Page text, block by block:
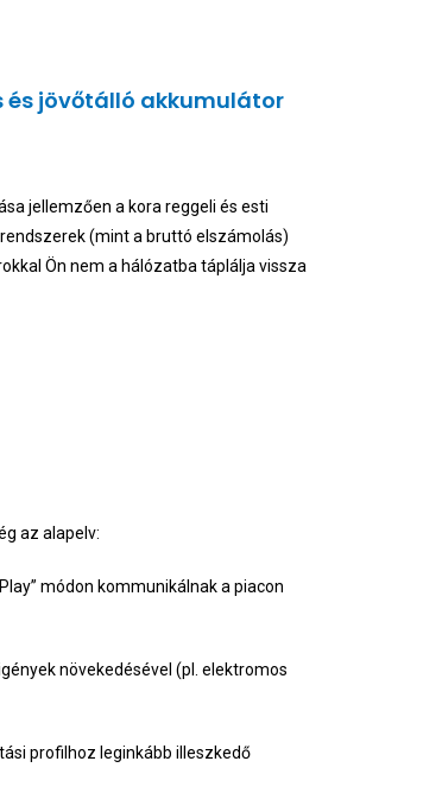
jövőtálló akkumulátor
jellemzően a kora reggeli és esti
(mint a bruttó elszámolás)
Ön nem a hálózatba táplálja vissza
az alapelv:
módon kommunikálnak a piacon
növekedésével (pl. elektromos
profilhoz leginkább illeszkedő